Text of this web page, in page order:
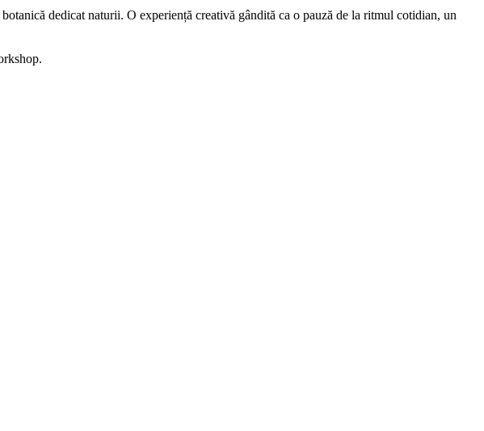
dedicat naturii. O experiență creativă gândită ca o pauză de la ritmul cotidian, un